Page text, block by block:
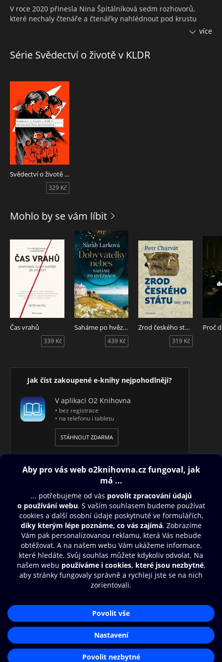
V roce 2020 přinesla Nina Špitálníková sedm rozhovorů,
které nechaly čtenáře a čtenářky nahlédnout pod krustu
Severní Koreji různě. Někdo v blahobytu, jiný sotva přežíval,
možnost než z rodné země utéct. A to i s vědomím, že
útěkem mohou ohrozit své blízké a možná nepřežijí. Přežili.
A díky tomu mohli vydat svědectví o životě v KLDR.
více
Série Svědectví o životě v KLDR
Svědectví o životě v KLDR 2
329 Kč
Mohlo by se vám líbit
Čas vrahů
339 Kč
Saháme po hvězdách
439 Kč
Zrod českého státu
319 Kč
Jak číst zakoupené e-knihy nejpohodlněji?
V aplikaci O2 Knihovna
• bez registrace
• na telefonu i tabletu
STÁHNOUT ZDARMA
Obsah ke stažení
Moje O2 Knihovna
Další zábava
© O2 Czech Republic a.s.
Zásady zpracování osobních údajů
Nastavení cookies
Aplikace O2 Knihovna
Čti a poslouchej své e-knihy a
audioknihy rychleji a pohodlněji.